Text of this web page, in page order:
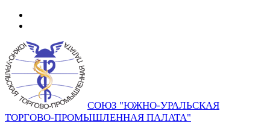
СОЮЗ "ЮЖНО-УРАЛЬСКАЯ
ТОРГОВО-ПРОМЫШЛЕННАЯ ПАЛАТА"